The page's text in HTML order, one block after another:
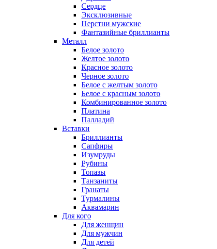
Сердце
Эксклюзивные
Перстни мужские
Фантазийные бриллианты
Металл
Белое золото
Желтое золото
Красное золото
Черное золото
Белое с желтым золото
Белое с красным золото
Комбинированное золото
Платина
Палладий
Вставки
Бриллианты
Сапфиры
Изумруды
Рубины
Топазы
Танзаниты
Гранаты
Турмалины
Аквамарин
Для кого
Для женщин
Для мужчин
Для детей